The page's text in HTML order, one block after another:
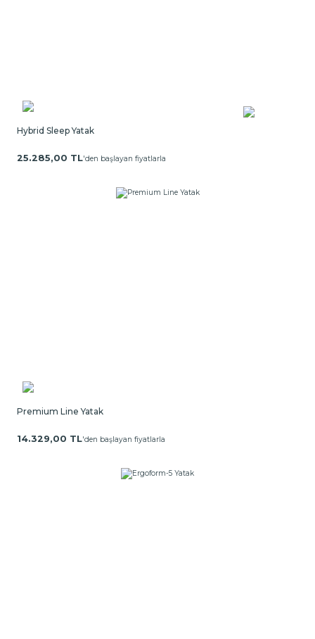
Hybrid Sleep Yatak
25.285,00 TL'den başlayan fiyatlarla
Premium Line Yatak
14.329,00 TL'den başlayan fiyatlarla